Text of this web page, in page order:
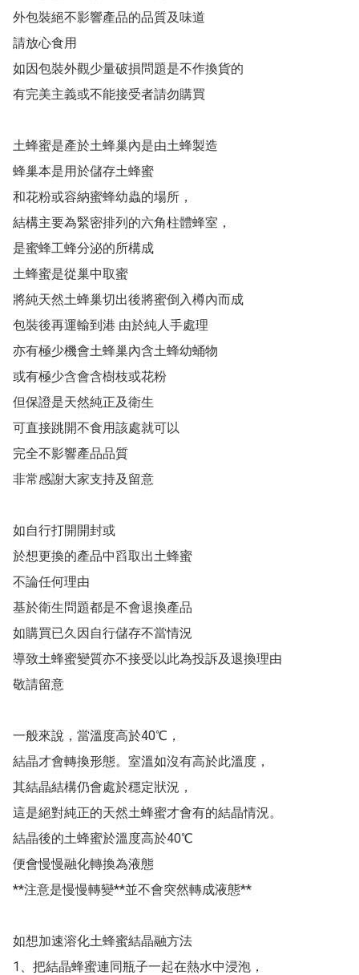
外包裝絕不影響產品的品質及味道
請放心食用
如因包裝外觀少量破損問題是不作換貨的
有完美主義或不能接受者請勿購買
土蜂蜜是產於土蜂巢內是由土蜂製造
蜂巢本是用於儲存土蜂蜜
和花粉或容納蜜蜂幼蟲的場所，
結構主要為緊密排列的六角柱體蜂室，
是蜜蜂工蜂分泌的所構成
土蜂蜜是從巢中取蜜
將純天然土蜂巢切出後將蜜倒入樽內而成
包裝後再運輸到港 由於純人手處理
亦有極少機會土蜂巢內含土蜂幼蛹物
或有極少含會含樹枝或花粉
但保證是天然純正及衛生
可直接跳開不食用該處就可以
完全不影響產品品質
非常感謝大家支持及留意
如自行打開開封或
於想更換的產品中舀取出土蜂蜜
不論任何理由
基於衛生問題都是不會退換產品
如購買已久因自行儲存不當情況
導致土蜂蜜變質亦不接受以此為投訴及退換理由
敬請留意
一般來說，當溫度高於40℃，
結晶才會轉換形態。室溫如沒有高於此溫度，
其結晶結構仍會處於穩定狀況，
這是絕對純正的天然土蜂蜜才會有的結晶情況。
結晶後的土蜂蜜於溫度高於40℃
便會慢慢融化轉換為液態
**注意是慢慢轉變**並不會突然轉成液態**
如想加速溶化土蜂蜜結晶融方法
1、把結晶蜂蜜連同瓶子一起在熱水中浸泡，